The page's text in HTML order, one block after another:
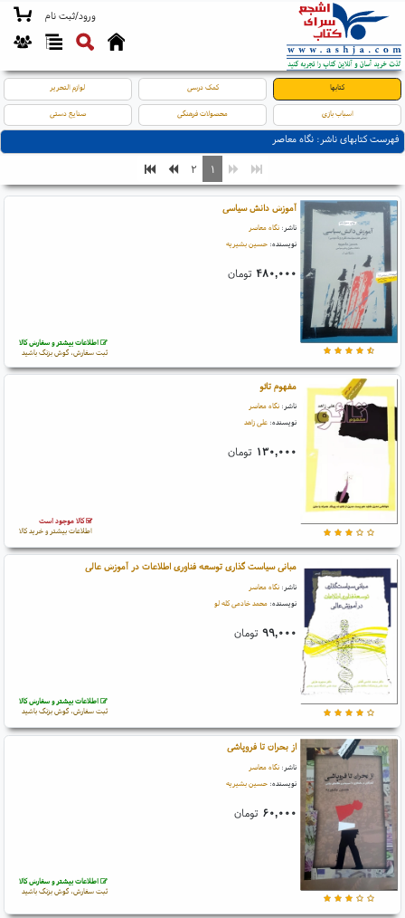
ورود/ثبت نام
کتابها کمک درسی لوازم التحریر
اسباب بازی محصولات فرهنگی صنایع دستی
فهرست کتابهای ناشر: نگاه معاصر
۱ ۲
آموزش دانش سیاسی
ناشر: نگاه معاصر
نویسنده: حسین بشیریه
۴۸۰,۰۰۰ تومان
اطلاعات بیشتر و سفارش کالا
ثبت سفارش، گوش بزنگ باشید
مفهوم تائو
ناشر: نگاه معاصر
نویسنده: علی زاهد
۱۳۰,۰۰۰ تومان
کالا موجود است
اطلاعات بیشتر و خرید کالا
مبانی سیاست گذاری توسعه فناوری اطلاعات در آموزش عالی
ناشر: نگاه معاصر
نویسنده: محمد خادمی کله لو
۹۹,۰۰۰ تومان
اطلاعات بیشتر و سفارش کالا
ثبت سفارش، گوش بزنگ باشید
از بحران تا فروپاشی
ناشر: نگاه معاصر
نویسنده: حسین بشیریه
۶۰,۰۰۰ تومان
اطلاعات بیشتر و سفارش کالا
ثبت سفارش، گوش بزنگ باشید